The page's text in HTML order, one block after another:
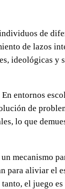
de
de lazos
ideológicas y
entornos
de
lo que
mecanismo
para aliviar el
el juego